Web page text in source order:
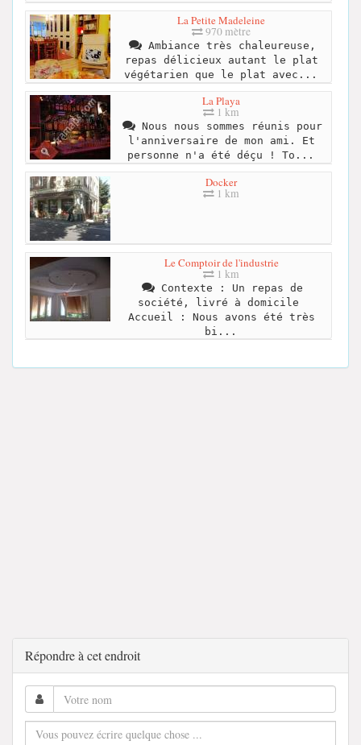
La Petite Madeleine
970 mètre
Ambiance très chaleureuse,
repas délicieux autant le plat
végétarien que le plat avec...
La Playa
1 km
Nous nous sommes réunis pour
l'anniversaire de mon ami. Et
personne n'a été déçu ! To...
Docker
1 km
Le Comptoir de l'industrie
1 km
Contexte : Un repas de
société, livré à domicile ‍
Accueil : Nous avons été très
bi...
Répondre à cet endroit